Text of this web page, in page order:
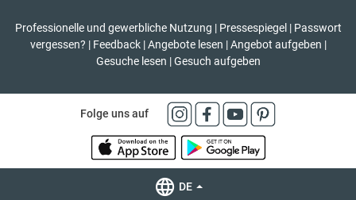
Professionelle und gewerbliche Nutzung | Pressespiegel | Passwort
vergessen? | Feedback | Angebote lesen | Angebot aufgeben |
Gesuche lesen | Gesuch aufgeben
Folge uns auf
DE